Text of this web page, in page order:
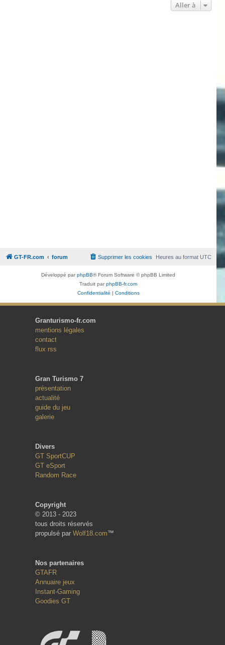
Aller à
GT-FR.com forum Heures au formatUTC
Supprimer les cookies
Développé parphpBB® Forum Software © phpBB Limited
Traduit parphpBB-fr.com
Confidentialité | Conditions
Granturismo-fr.com
mentions légales
contact
flux rss
Gran Turismo 7
présentation
actualité
guide du jeu
galerie
Divers
GT SportCUP
GT eSport
Random Race
Copyright
© 2013 - 2023
tous droits réservés
propulsé par Wolf18.com™
Nos partenaires
GTAFR
Annuaire jeux
Instant-Gaming
Goodies GT